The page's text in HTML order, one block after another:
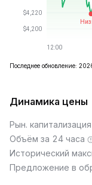
Последнее обновление:
Динамика цены
Рын. капитализация
Объём за 24 часа
Исторический
Предложение в